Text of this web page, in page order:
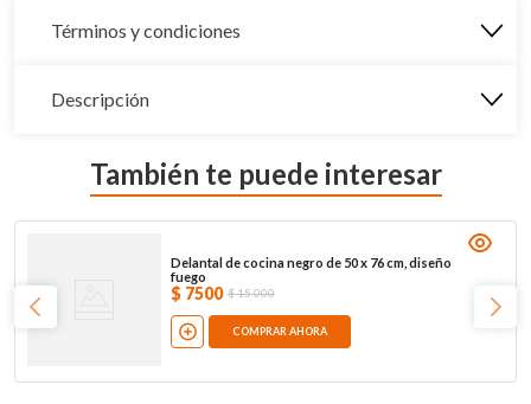
Términos y condiciones
Descripción
También te puede interesar
Delantal de cocina negro de 50 x 76 cm, diseño
fuego
$ 7500 $15.000
COMPRAR AHORA